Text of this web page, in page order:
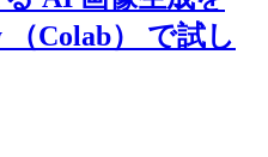
Colab） で試し